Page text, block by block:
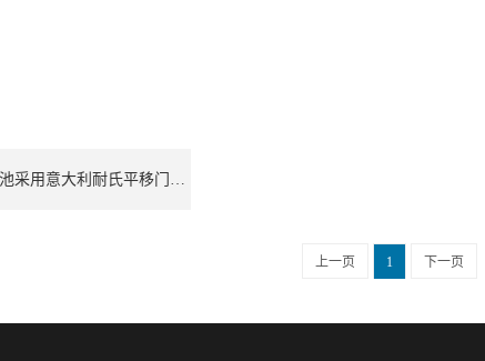
崇明某别墅电动游泳池采用意大利耐氏平移门机RUN2500
上一页 1 下一页